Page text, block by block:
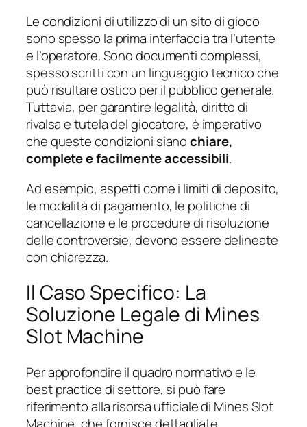
Le condizioni di utilizzo di un sito di gioco
sono spesso la prima interfaccia tra l’utente
e l’operatore. Sono documenti complessi,
spesso scritti con un linguaggio tecnico che
può risultare ostico per il pubblico generale.
Tuttavia, per garantire legalità, diritto di
rivalsa e tutela del giocatore, è imperativo
che queste condizioni sianochiare,
complete e facilmente accessibili.
Ad esempio, aspetti come i limiti di deposito,
le modalità di pagamento, le politiche di
cancellazione e le procedure di risoluzione
delle controversie, devono essere delineate
con chiarezza.
Il Caso Specifico: La
Soluzione Legale di Mines
Slot Machine
Per approfondire il quadro normativo e le
best practice di settore, si può fare
riferimento alla risorsa ufficiale di Mines Slot